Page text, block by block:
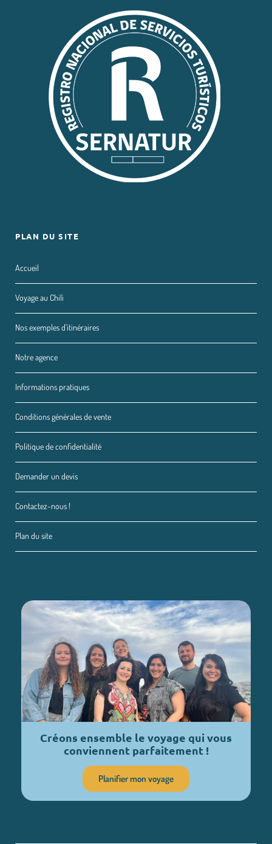
PLAN DU SITE
Accueil
Voyage au Chili
Nos exemples d’itinéraires
Notre agence
Informations pratiques
Conditions générales de vente
Politique de confidentialité
Demander un devis
Contactez-nous !
Plan du site
Créons ensemble le voyage qui vous
conviennent parfaitement !
Planifier mon voyage